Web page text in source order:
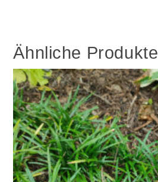
Ähnliche Produkte